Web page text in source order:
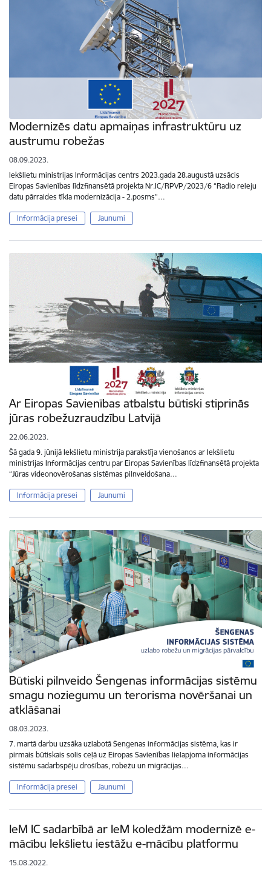
Modernizēs datu apmaiņas infrastruktūru uz
austrumu robežas
08.09.2023.
Iekšlietu ministrijas Informācijas centrs 2023.gada 28.augustā uzsācis
Eiropas Savienības līdzfinansētā projekta Nr.IC/RPVP/2023/6 “Radio releju
datu pārraides tīkla modernizācija - 2.posms”…
Informācija presei Jaunumi
Ar Eiropas Savienības atbalstu būtiski stiprinās
jūras robežuzraudzību Latvijā
22.06.2023.
Šā gada 9. jūnijā Iekšlietu ministrija parakstīja vienošanos ar Iekšlietu
ministrijas Informācijas centru par Eiropas Savienības līdzfinansētā projekta
“Jūras videonovērošanas sistēmas pilnveidošana…
Informācija presei Jaunumi
Būtiski pilnveido Šengenas informācijas sistēmu
smagu noziegumu un terorisma novēršanai un
atklāšanai
08.03.2023.
7. martā darbu uzsāka uzlabotā Šengenas informācijas sistēma, kas ir
pirmais būtiskais solis ceļā uz Eiropas Savienības lielapjoma informācijas
sistēmu sadarbspēju drošības, robežu un migrācijas…
Informācija presei Jaunumi
IeM IC sadarbībā ar IeM koledžām modernizē e-
mācību Iekšlietu iestāžu e-mācību platformu
15.08.2022.